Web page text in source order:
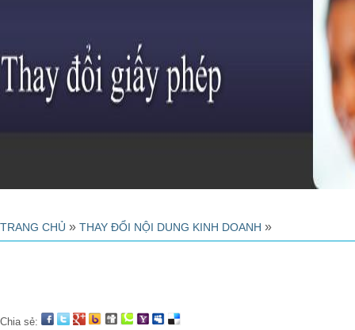
TRANG CHỦ » THAY ĐỔI NỘI DUNG KINH DOANH »
Chia sẻ: